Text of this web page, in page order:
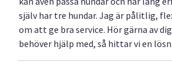
själv har tre hundar. Jag är pålitlig,
om att ge bra service. Hör gärna av
behöver hjälp med, så hittar vi en